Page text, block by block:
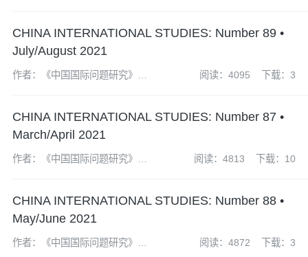
CHINA INTERNATIONAL STUDIES: Number 89 •
July/August 2021
作者：《中国国际问题研究》编
阅读：4095 下载：3
CHINA INTERNATIONAL STUDIES: Number 87 •
March/April 2021
作者：《中国国际问题研究》编
阅读：4813 下载：10
CHINA INTERNATIONAL STUDIES: Number 88 •
May/June 2021
作者：《中国国际问题研究》编
阅读：4872 下载：3